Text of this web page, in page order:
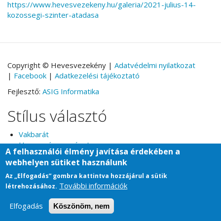
https://www.hevesvezekeny.hu/galeria/2021-julius-14-
kozossegi-szinter-atadasa
Copyright © Hevesvezekény | Adatvédelmi nyilatkozat
| Facebook | Adatkezelési tájékoztató
Fejlesztő: ASIG Informatika
Stílus választó
Vakbarát
Hagyományos nézet
A felhasználói élmény javítása érdekében a
webhelyen sütiket használunk
Az „Elfogadás” gombra kattintva hozzájárul a sütik
létrehozásához. További információk
Elfogadás Köszönöm, nem